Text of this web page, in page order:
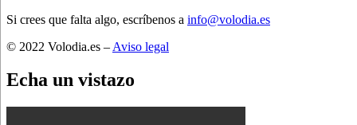
Si crees que falta algo, escríbenos a info@volodia.es
© 2022 Volodia.es – Aviso legal
Echa un vistazo